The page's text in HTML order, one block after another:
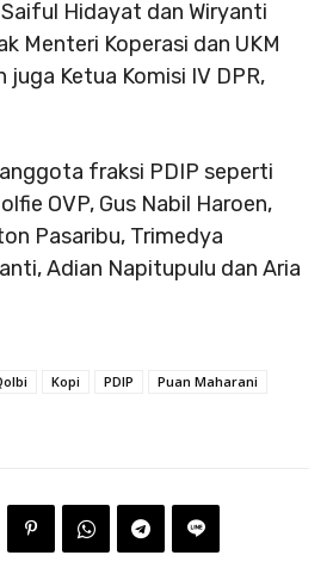
Hidayat dan Wiryanti
Menteri Koperasi dan UKM
juga Ketua Komisi IV DPR,
fraksi PDIP seperti
OVP, Gus Nabil Haroen,
Pasaribu, Trimedya
Adian Napitupulu dan Aria
Kopi PDIP
Puan Maharani